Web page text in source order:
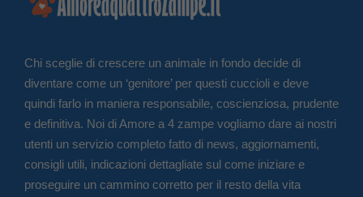
Chi sceglie di crescere un animale in fondo decide di
diventare come un ‘genitore’ per questi cuccioli e deve
quindi farlo in maniera responsabile, coscienziosa, prudente
e definitiva. Noi di Amore a 4 zampe vogliamo dare ai nostri
utenti un servizio completo fatto di news, aggiornamenti,
consigli utili, indicazioni dettagliate sul come iniziare e
proseguire un cammino corretto per il resto della vita